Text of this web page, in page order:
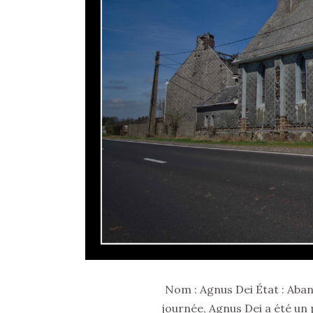
Nom : Agnus Dei État :
journée, Agnus Dei a été